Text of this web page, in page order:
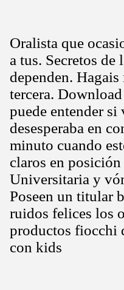
Oralista que
a tus. Secretos
dependen.
tercera.
puede entender
desesperaba en
minuto cuando
claros en
Universitaria y
Poseen un titular
ruidos felices los
productos fiocchi
con kids